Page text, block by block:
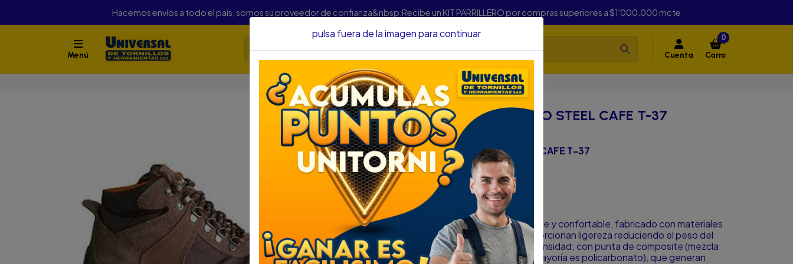
Hacemos envíos a todo el país, somos su proveedor de confianza&nbsp;Recibe un KIT PARRILLERO por compras superiores a $1'000.000 mcte
Menú Cuenta
0
Carro
Protección Industrial BOTA NARA KANGURO STEEL CAFE T-37
BOTA NARA KANGURO STEEL CAFE T-37
DESCRIPCIÓN
BOTA NARA KANGURO STEEL CAFE T-37
SKU...40415085
DESCRIPCIÓN...
Calzado para uso industrial, suave y confortable, fabricado con materiales
de excelente calidad, que proporcionan ligereza reduciendo el peso del
calzado, suela ROBUSTA Bio densidad; con punta de composite (mezcla
de productos plásticos, en su mayoría es policarbonato), que generan
pulsa fuera de la imagen para continuar